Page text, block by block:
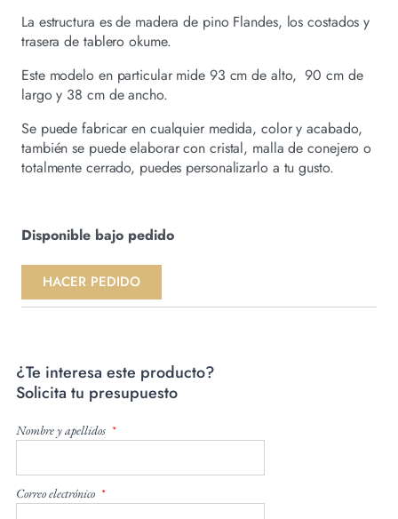
La estructura es de madera de pino Flandes, los costados y
trasera de tablero okume.
Este modelo en particular mide 93 cm de alto, 90 cm de
largo y 38 cm de ancho.
Se puede fabricar en cualquier medida, color y acabado,
también se puede elaborar con cristal, malla de conejero o
totalmente cerrado, puedes personalizarlo a tu gusto.
Disponible bajo pedido
HACER PEDIDO
¿Te interesa este producto?
Solicita tu presupuesto
Nombre y apellidos
Correo electrónico